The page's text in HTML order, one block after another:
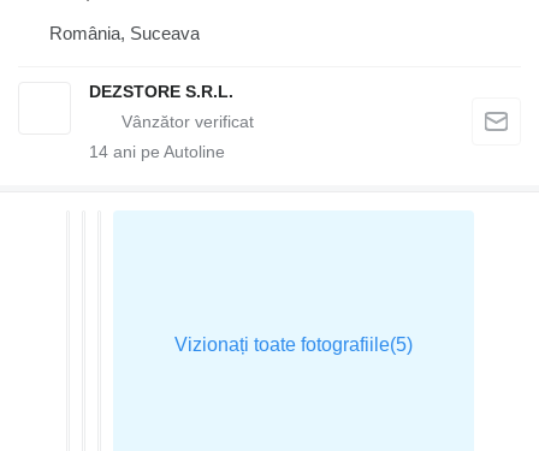
România, Suceava
DEZSTORE S.R.L.
14 ani pe Autoline